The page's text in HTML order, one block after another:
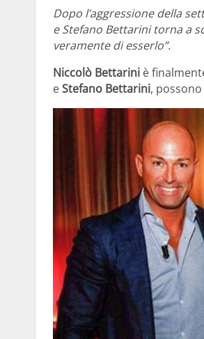
Dopo l’aggressione della
e Stefano Bettarini torna a
veramente di esserlo”.
Niccolò Bettarini è
eStefano Bettarini,